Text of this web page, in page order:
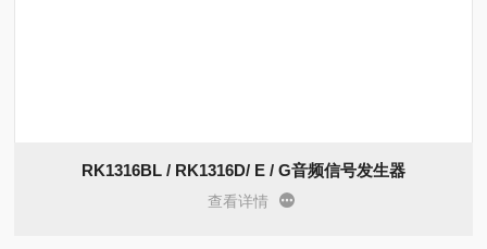
RK1316BL / RK1316D/ E / G音频信号发生器
查看详情